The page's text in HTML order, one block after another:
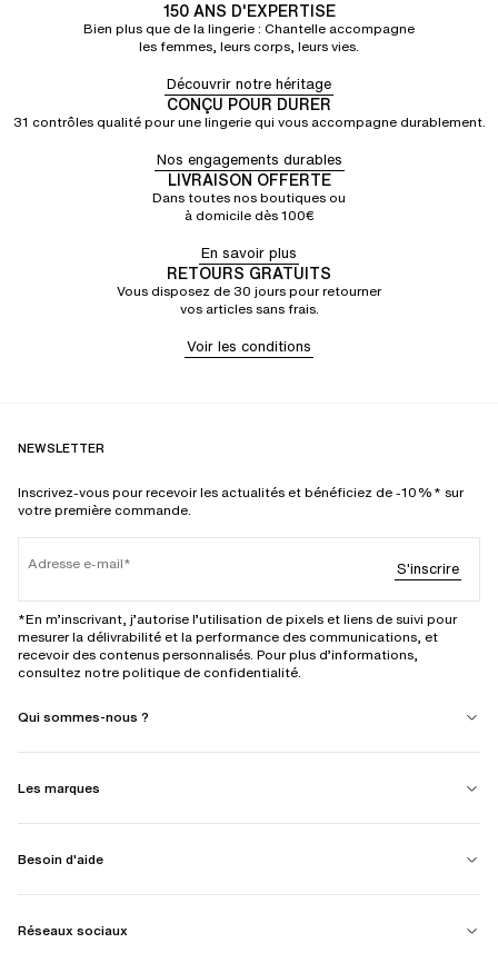
150 ANS D'EXPERTISE
Bien plus que de la lingerie : Chantelle accompagne
les femmes, leurs corps, leurs vies.
Découvrir notre héritage
CONÇU POUR DURER
31 contrôles qualité pour une lingerie qui vous accompagne durablement.
Nos engagements durables
LIVRAISON OFFERTE
Dans toutes nos boutiques ou
à domicile dès 100€
En savoir plus
RETOURS GRATUITS
Vous disposez de 30 jours pour retourner
vos articles sans frais.
Voir les conditions
NEWSLETTER
Inscrivez-vous pour recevoir les actualités et bénéficiez de -10%* sur
votre première commande.
Adresse e-mail S'inscrire
*En m’inscrivant, j’autorise l’utilisation de pixels et liens de suivi pour
mesurer la délivrabilité et la performance des communications, et
recevoir des contenus personnalisés. Pour plus d’informations,
consultez notre politique de confidentialité.
Qui sommes-nous ?
Les marques
Besoin d'aide
Réseaux sociaux